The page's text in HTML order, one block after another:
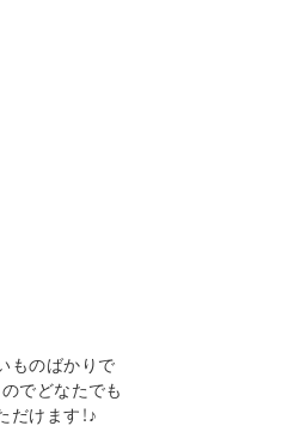
ものばかりで
でどなたでも
けます！♪